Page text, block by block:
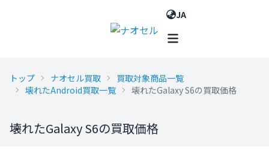
JA
トップ ナオセル買取
買取対象商品一覧
壊れたAndroid買取一覧
壊れたGalaxy S6の買取価格
壊れたGalaxy S6の買取価格